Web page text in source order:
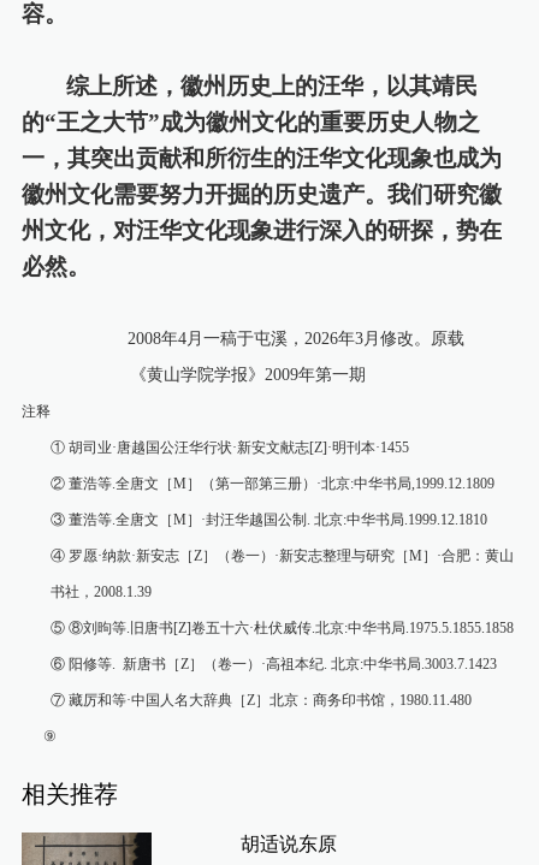
容。
综上所述，徽州历史上的汪华，以其靖民
的“王之大节”成为徽州文化的重要历史人物之
一，其突出贡献和所衍生的汪华文化现象也成为
徽州文化需要努力开掘的历史遗产。我们研究徽
州文化，对汪华文化现象进行深入的研探，势在
必然。
2008年4月 一稿于屯溪， 2026年3月修改。原载
《黄山学院学报》 2009年第一期
注释
① 胡司业·唐越国公汪华行状·新安文献志[Z]·明刊本·1455
② 董浩等.全唐文［M ］（第一部第三册） ·北京:中华书局,1999.12.1809
③ 董浩等.全唐文［M ］ ·封汪华越国公制 . 北京:中华书局.1999.12.1810
④ 罗愿·纳款·新安志［Z］（卷一） ·新安志整理与研究［M ］ ·合肥：黄山
书社， 2008.1.39
⑤ ⑧刘 昫等. 旧唐书[Z]卷五十六·杜伏威传.北京:中华书局.1975.5.1855.1858
⑥ 阳修等. 新唐书［Z］（卷一） ·高祖本纪. 北京:中华书局.3003.7.1423
⑦ 藏厉和等·中国人名大辞典［Z］北京：商务印书馆， 1980.11.480
⑨
相关推荐
胡适说东原